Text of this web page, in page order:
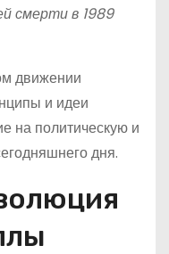
смерти в 1989
движении
и идеи
на политическую и
дня.